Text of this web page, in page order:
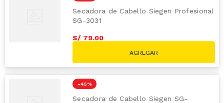
Secadora de Cabello Siegen Profesional
SG-3031
S/ 79.00
-45 %
Secadora de Cabello Siegen SG-